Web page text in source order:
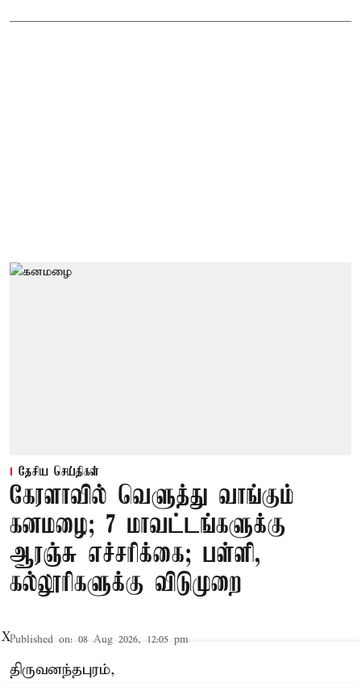
தேசிய செய்திகள்
கேரளாவில் வெளுத்து வாங்கும்
கனமழை; 7 மாவட்டங்களுக்கு
ஆரஞ்சு எச்சரிக்கை; பள்ளி,
கல்லூரிகளுக்கு விடுமுறை
Published on: 08 Aug 2026, 12:05 pm
திருவனந்தபுரம்,
X